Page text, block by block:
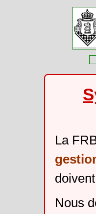
La
doivent
Nous